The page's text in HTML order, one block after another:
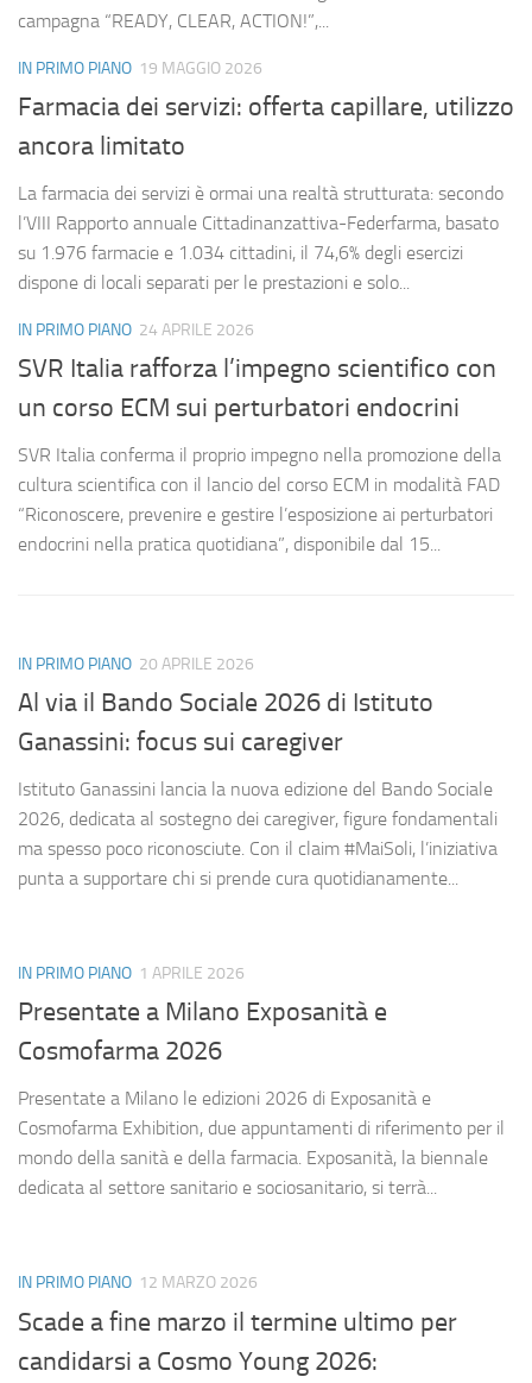
campagna “READY, CLEAR, ACTION!”,...
IN PRIMO PIANO 19 MAGGIO 2026
Farmacia dei servizi: offerta capillare, utilizzo
ancora limitato
La farmacia dei servizi è ormai una realtà strutturata: secondo
l’VIII Rapporto annuale Cittadinanzattiva-Federfarma, basato
su 1.976 farmacie e 1.034 cittadini, il 74,6% degli esercizi
dispone di locali separati per le prestazioni e solo...
IN PRIMO PIANO 24 APRILE 2026
SVR Italia rafforza l’impegno scientifico con
un corso ECM sui perturbatori endocrini
SVR Italia conferma il proprio impegno nella promozione della
cultura scientifica con il lancio del corso ECM in modalità FAD
“Riconoscere, prevenire e gestire l’esposizione ai perturbatori
endocrini nella pratica quotidiana”, disponibile dal 15...
IN PRIMO PIANO 20 APRILE 2026
Al via il Bando Sociale 2026 di Istituto
Ganassini: focus sui caregiver
Istituto Ganassini lancia la nuova edizione del Bando Sociale
2026, dedicata al sostegno dei caregiver, figure fondamentali
ma spesso poco riconosciute. Con il claim #MaiSoli, l’iniziativa
punta a supportare chi si prende cura quotidianamente...
IN PRIMO PIANO 1 APRILE 2026
Presentate a Milano Exposanità e
Cosmofarma 2026
Presentate a Milano le edizioni 2026 di Exposanità e
Cosmofarma Exhibition, due appuntamenti di riferimento per il
mondo della sanità e della farmacia. Exposanità, la biennale
dedicata al settore sanitario e sociosanitario, si terrà...
IN PRIMO PIANO 12 MARZO 2026
Scade a fine marzo il termine ultimo per
candidarsi a Cosmo Young 2026: